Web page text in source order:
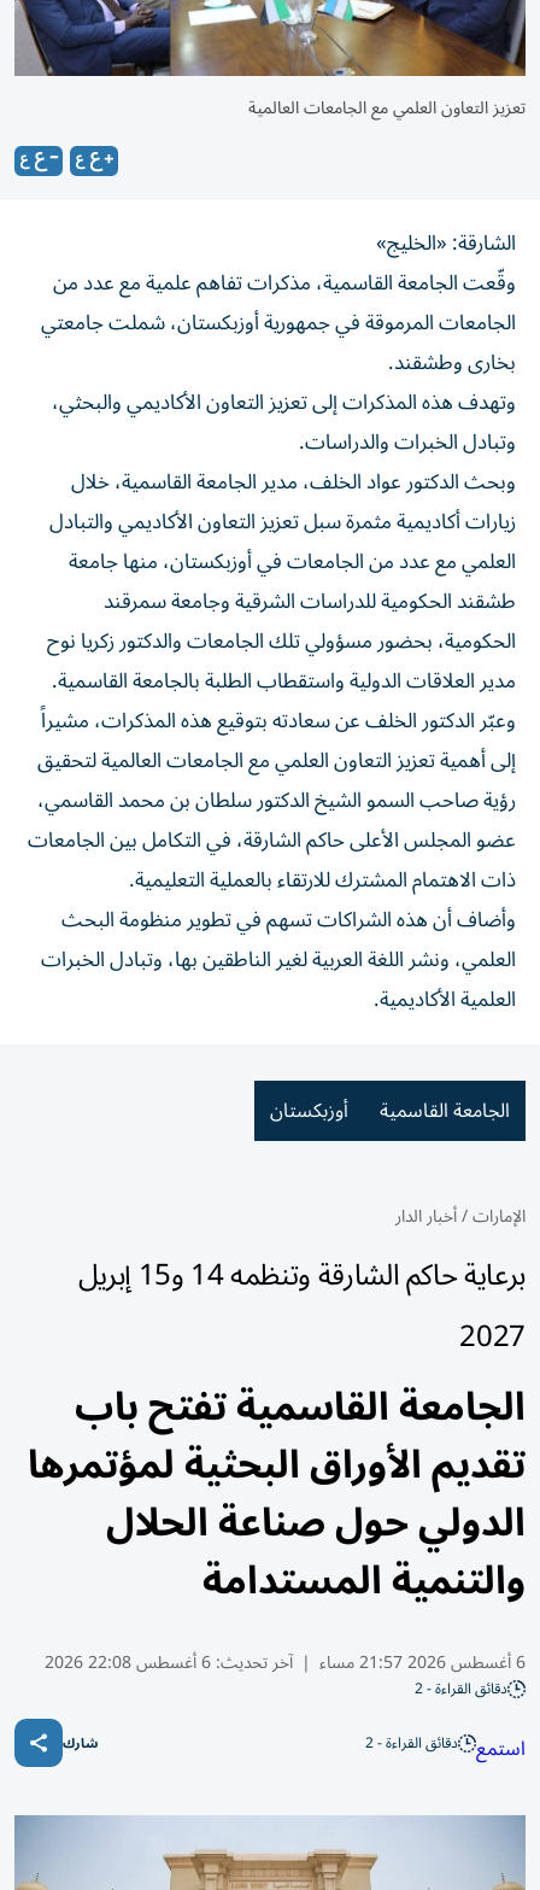
تعزيز التعاون العلمي مع الجامعات العالمية
الشارقة: «الخليج»
وقّعت الجامعة القاسمية، مذكرات تفاهم علمية مع عدد من
الجامعات المرموقة في جمهورية أوزبكستان، شملت جامعتي
بخارى وطشقند.
وتهدف هذه المذكرات إلى تعزيز التعاون الأكاديمي والبحثي،
وتبادل الخبرات والدراسات.
وبحث الدكتور عواد الخلف، مدير الجامعة القاسمية، خلال
زيارات أكاديمية مثمرة سبل تعزيز التعاون الأكاديمي والتبادل
العلمي مع عدد من الجامعات في أوزبكستان، منها جامعة
طشقند الحكومية للدراسات الشرقية وجامعة سمرقند
الحكومية، بحضور مسؤولي تلك الجامعات والدكتور زكريا نوح
مدير العلاقات الدولية واستقطاب الطلبة بالجامعة القاسمية.
وعبّر الدكتور الخلف عن سعادته بتوقيع هذه المذكرات، مشيراً
إلى أهمية تعزيز التعاون العلمي مع الجامعات العالمية لتحقيق
رؤية صاحب السمو الشيخ الدكتور سلطان بن محمد القاسمي،
عضو المجلس الأعلى حاكم الشارقة، في التكامل بين الجامعات
ذات الاهتمام المشترك للارتقاء بالعملية التعليمية.
وأضاف أن هذه الشراكات تسهم في تطوير منظومة البحث
العلمي، ونشر اللغة العربية لغير الناطقين بها، وتبادل الخبرات
العلمية الأكاديمية.
الجامعة القاسمية أوزبكستان
الإمارات/أخبار الدار
برعاية حاكم الشارقة وتنظمه 14 و15 إبريل
2027
الجامعة القاسمية تفتح باب
تقديم الأوراق البحثية لمؤتمرها
الدولي حول صناعة الحلال
والتنمية المستدامة
6 أغسطس 2026 21:57 مساء | آخر تحديث:6 أغسطس 22:08 2026
دقائق القراءة - 2
استمع دقائق القراءة - 2 شارك